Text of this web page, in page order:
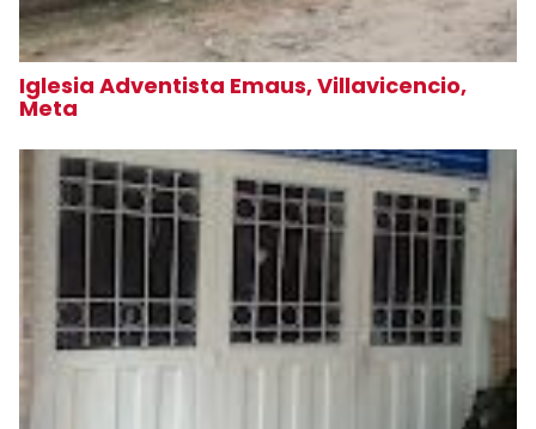
Iglesia Adventista Emaus, Villavicencio,
Meta